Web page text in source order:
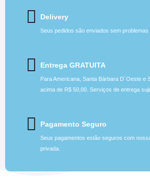
Delivery
Seus pedidos são enviados sem problemas
Entrega GRATUITA
Para Americana, Santa Bárbara D´Oeste e
acima de R$ 50,00. Serviços de entrega
Pagamento Seguro
Seus pagamentos estão seguros com
privada.